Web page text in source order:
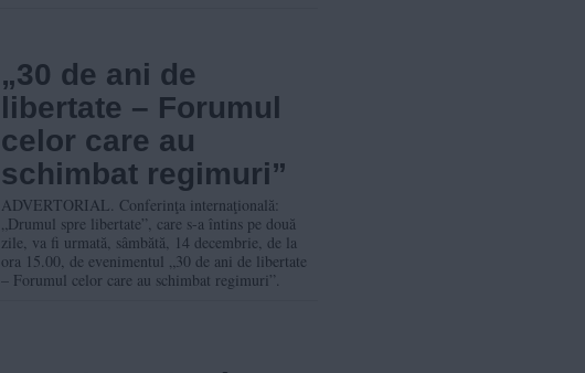
„30 de ani de
libertate – Forumul
celor care au
schimbat regimuri”
ADVERTORIAL. Conferinţa internaţională:
„Drumul spre libertate”, care s-a întins pe două
zile, va fi urmată, sâmbătă, 14 decembrie, de la
ora 15.00, de evenimentul „30 de ani de libertate
– Forumul celor care au schimbat regimuri”.